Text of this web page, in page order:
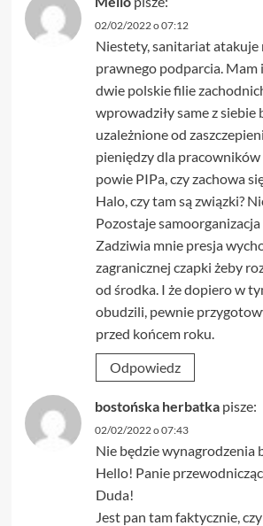
02/02/2022 o 07:12
Niestety, sanitariat atakuje
prawnego podparcia. Mam
dwie polskie filie
wprowadziły same z siebie
uzależnione od
pieniędzy dla
powie PIPa, czy zachowa
Halo, czy tam są związki?
Pozostaje
Zadziwia mnie presja
zagranicznej czapki żeby
od środka. I że dopiero w
obudzili, pewnie
przed końcem roku.
Odpowiedz
bostońska herbatka pisze:
02/02/2022 o 07:43
Nie będzie wynagrodzenia
Hello! Panie
Duda!
Jest pan tam faktycznie,